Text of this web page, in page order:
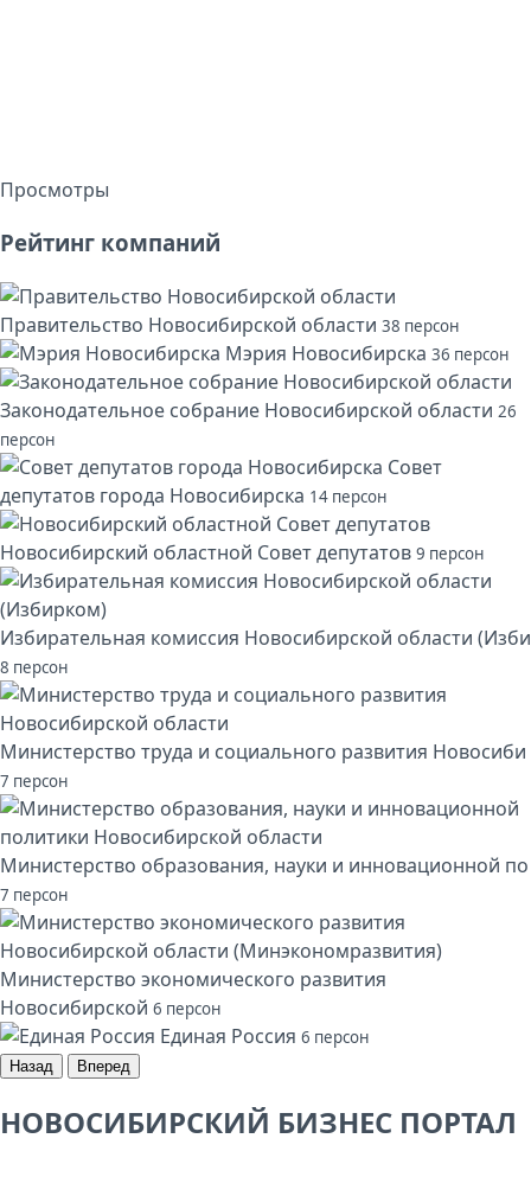
Просмотры
Рейтинг компаний
Правительство Новосибирской области 38 персон
Мэрия Новосибирска 36 персон
Законодательное собрание Новосибирской области 26
персон
Совет
депутатов города Новосибирска 14 персон
Новосибирский областной Совет депутатов 9 персон
Избирательная комиссия Новосибирской области (Изби
8 персон
Министерство труда и социального развития Новосиби
7 персон
Министерство образования, науки и инновационной по
7 персон
Министерство экономического развития
Новосибирской 6 персон
Единая Россия 6 персон
Назад Вперед
НОВОСИБИРСКИЙ БИЗНЕС ПОРТАЛ